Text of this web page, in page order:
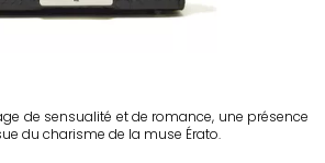
de sensualité et de romance, une présence
du charisme de la muse Érato.